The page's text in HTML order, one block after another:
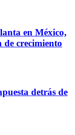
en México,
de crecimiento
detrás de